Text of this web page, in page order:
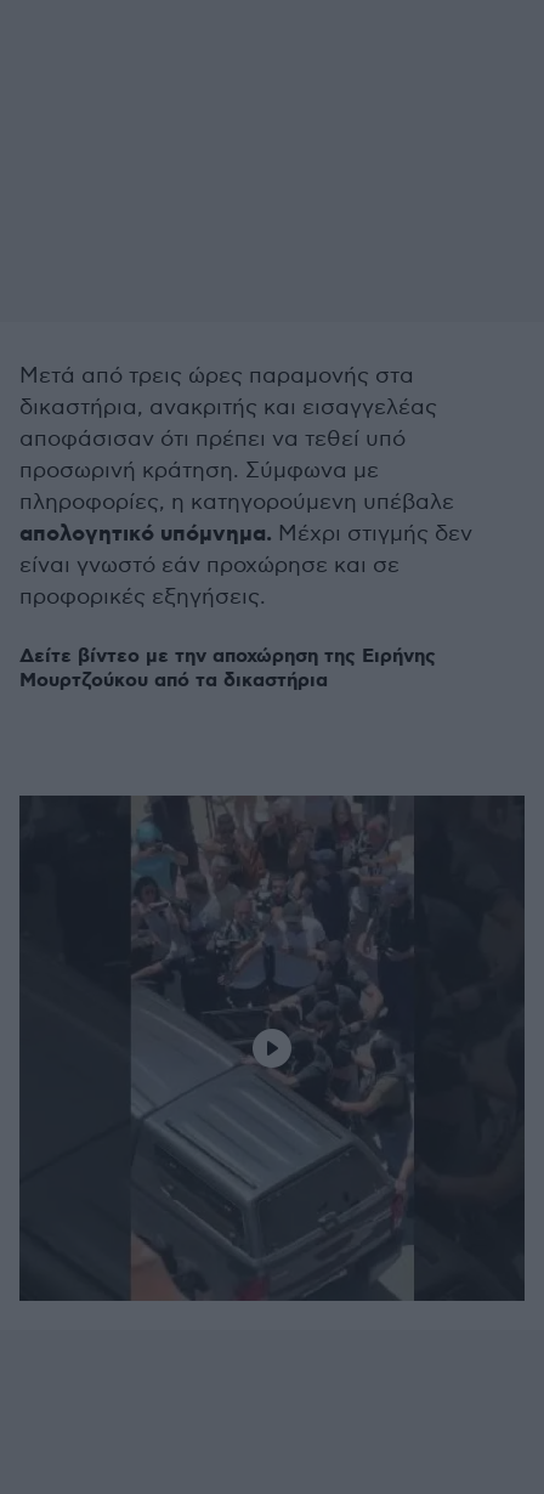
Μετά από τρεις ώρες παραμονής στα
δικαστήρια, ανακριτής και εισαγγελέας
αποφάσισαν ότι πρέπει να τεθεί υπό
προσωρινή κράτηση. Σύμφωνα με
πληροφορίες, η κατηγορούμενη υπέβαλε
απολογητικό υπόμνημα. Μέχρι στιγμής δεν
είναι γνωστό εάν προχώρησε και σε
προφορικές εξηγήσεις.
Δείτε βίντεο με την αποχώρηση της Ειρήνης
Μουρτζούκου από τα δικαστήρια